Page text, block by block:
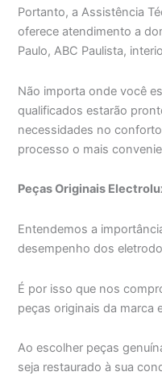
Portanto, a Assistência
oferece atendimento a
Paulo, ABC Paulista,
Não importa onde você
qualificados estarão
necessidades no
processo o mais
Peças Originais
Entendemos a
desempenho dos
É por isso que nos
peças originais da marca
Ao escolher peças
seja restaurado à sua